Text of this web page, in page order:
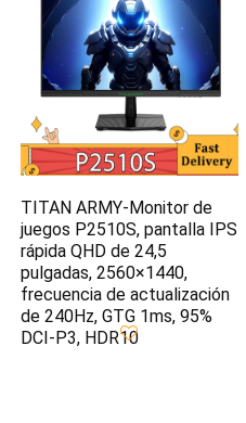
TITAN ARMY-Monitor de
juegos P2510S, pantalla IPS
rápida QHD de 24,5
pulgadas, 2560×1440,
frecuencia de actualización
de 240Hz, GTG 1ms, 95%
DCI-P3, HDR10